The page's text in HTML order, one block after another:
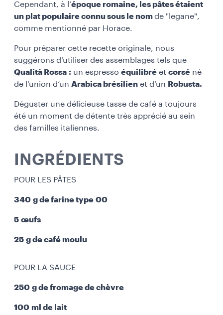
Cependant, à l’époque romaine, les pâtes étaient
un plat populaire connu sous le nomde "legane",
comme mentionné par Horace.
Pour préparer cette recette originale, nous
suggérons d’utiliser des assemblages tels que
Qualità Rossa : un espresso équilibré et corsé né
de l’union d’un Arabica brésilien et d’un Robusta.
Déguster une délicieuse tasse de café a toujours
été un moment de détente très apprécié au sein
des familles italiennes.
INGRÉDIENTS
POUR LES PÂTES
340 g de farine type 00
5 œufs
25 g de café moulu
POUR LA SAUCE
250 g de fromage de chèvre
100 ml de lait